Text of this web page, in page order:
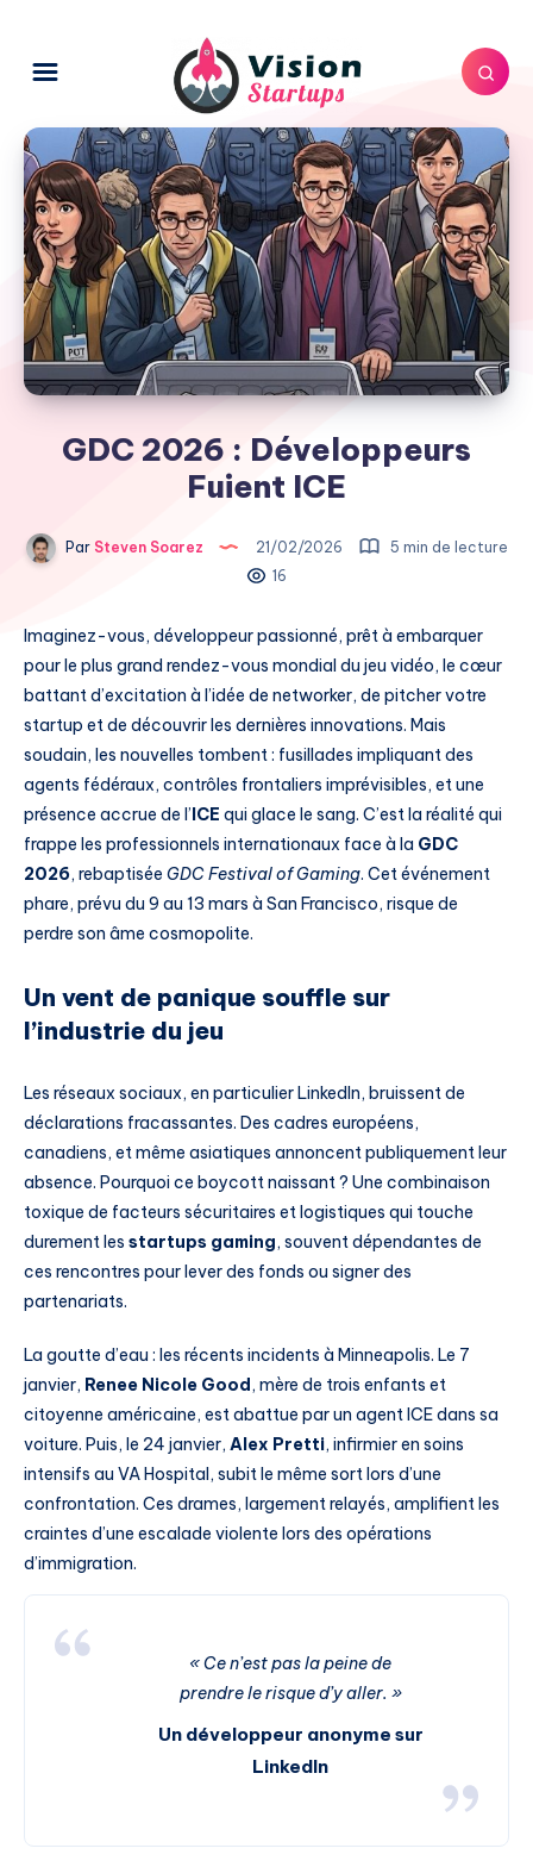
GDC 2026 : Développeurs
Fuient ICE
ParSteven Soarez 21/02/2026
5 min de lecture
16
Imaginez-vous, développeur passionné, prêt à embarquer
pour le plus grand rendez-vous mondial du jeu vidéo, le cœur
battant d’excitation à l’idée de networker, de pitcher votre
startup et de découvrir les dernières innovations. Mais
soudain, les nouvelles tombent : fusillades impliquant des
agents fédéraux, contrôles frontaliers imprévisibles, et une
présence accrue de l’ICE qui glace le sang. C’est la réalité qui
frappe les professionnels internationaux face à la GDC
2026, rebaptisée GDC Festival of Gaming. Cet événement
phare, prévu du 9 au 13 mars à San Francisco, risque de
perdre son âme cosmopolite.
Un vent de panique souffle sur
l’industrie du jeu
Les réseaux sociaux, en particulier LinkedIn, bruissent de
déclarations fracassantes. Des cadres européens,
canadiens, et même asiatiques annoncent publiquement leur
absence. Pourquoi ce boycott naissant ? Une combinaison
toxique de facteurs sécuritaires et logistiques qui touche
durement les startups gaming, souvent dépendantes de
ces rencontres pour lever des fonds ou signer des
partenariats.
La goutte d’eau : les récents incidents à Minneapolis. Le 7
janvier, Renee Nicole Good , mère de trois enfants et
citoyenne américaine, est abattue par un agent ICE dans sa
voiture. Puis, le 24 janvier, Alex Pretti, infirmier en soins
intensifs au VA Hospital, subit le même sort lors d’une
confrontation. Ces drames, largement relayés, amplifient les
craintes d’une escalade violente lors des opérations
d’immigration.
« Ce n’est pas la peine de
prendre le risque d’y aller. »
Un développeur anonyme sur
LinkedIn